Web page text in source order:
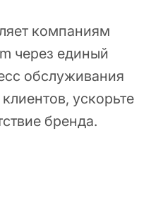
компаниям
через единый
обслуживания
ускорьте
бренда.